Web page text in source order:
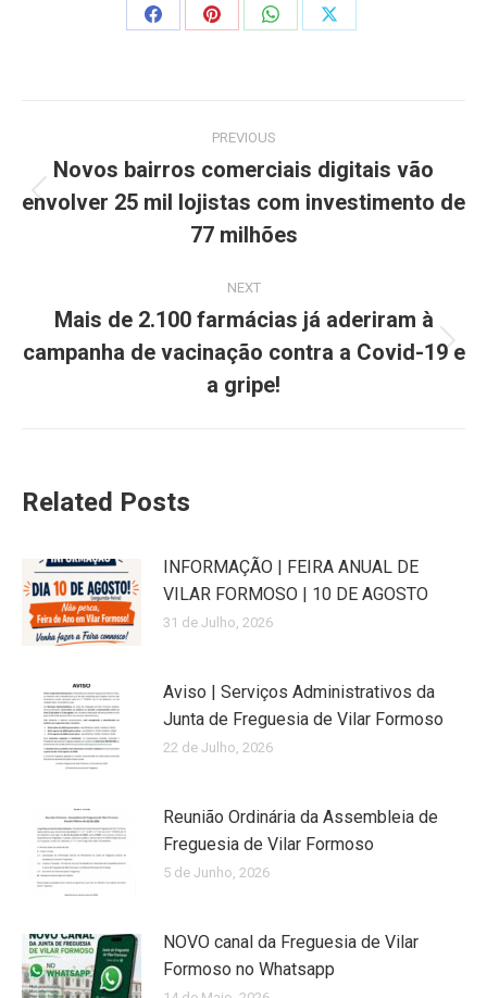
PREVIOUS
Novos bairros comerciais digitais vão
envolver 25 mil lojistas com investimento de
77 milhões
NEXT
Mais de 2.100 farmácias já aderiram à
campanha de vacinação contra a Covid-19 e
a gripe!
Related Posts
INFORMAÇÃO | FEIRA ANUAL DE
VILAR FORMOSO | 10 DE AGOSTO
31 de Julho, 2026
Aviso | Serviços Administrativos da
Junta de Freguesia de Vilar Formoso
22 de Julho, 2026
Reunião Ordinária da Assembleia de
Freguesia de Vilar Formoso
5 de Junho, 2026
NOVO canal da Freguesia de Vilar
Formoso no Whatsapp